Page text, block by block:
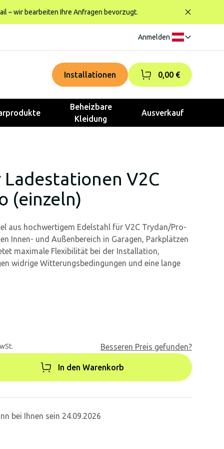
– wir bearbeiten Ihre Anfragen bevorzugt.
Anmelden
Installationen 0,00 €
Beheizbare
Kleidung
Ausverkauf
V2C
(einzeln)
aus hochwertigem Edelstahl für V2C Trydan/Pro-
Innen- und Außenbereich in Garagen, Parkplätzen
maximale Flexibilität bei der Installation,
widrige Witterungsbedingungen und eine lange
Besseren Preis gefunden?
In den Warenkorb
bei Ihnen sein 24.09.2026